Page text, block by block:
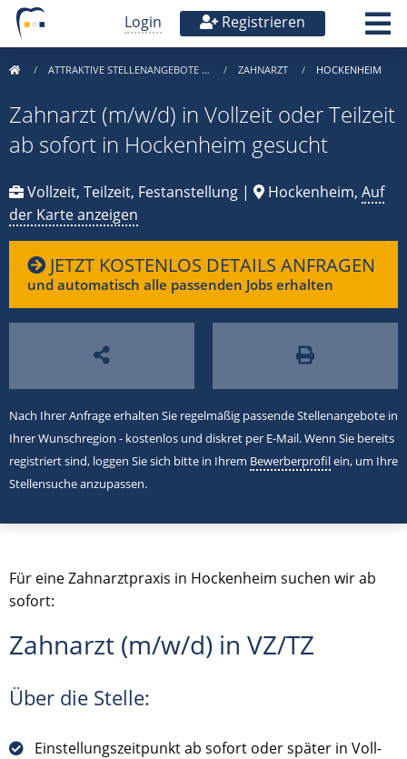
Login Registrieren
ATTRAKTIVE STELLENANGEBOTE … ZAHNARZT HOCKENHEIM
Zahnarzt (m/w/d) in Vollzeit oder Teilzeit
ab sofort in Hockenheim gesucht
Vollzeit, Teilzeit, Festanstellung | Hockenheim, Auf
der Karte anzeigen
JETZT KOSTENLOS DETAILS ANFRAGEN
und automatisch alle passenden Jobs erhalten
Nach Ihrer Anfrage erhalten Sie regelmäßig passende Stellenangebote in
Ihrer Wunschregion - kostenlos und diskret per E-Mail. Wenn Sie bereits
registriert sind, loggen Sie sich bitte in Ihrem Bewerberprofilein, um Ihre
Stellensuche anzupassen.
Für eine Zahnarztpraxis in Hockenheim suchen wir ab
sofort:
Zahnarzt (m/w/d) in VZ/TZ
Über die Stelle:
Einstellungszeitpunkt ab sofort oder später in Voll-